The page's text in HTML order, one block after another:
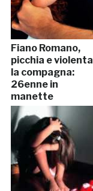
Fiano Romano,
picchia e violenta
la compagna:
26enne in
manette